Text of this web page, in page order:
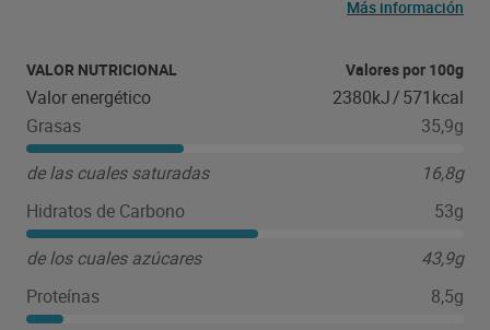
Más información
VALOR NUTRICIONAL Valores por 100g
Valor energético 2380kJ/571kcal
Grasas
35,9g
de las cuales saturadas
16,8g
Hidratos de Carbono
53g
de los cuales azúcares
43,9g
Proteínas
8,5g